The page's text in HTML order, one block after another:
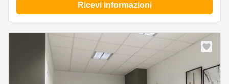
Ricevi informazioni